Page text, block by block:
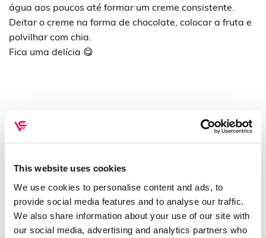
This website uses cookies
We use cookies to personalise content and ads, to
provide social media features and to analyse our traffic.
We also share information about your use of our site with
our social media, advertising and analytics partners who
água aos poucos até formar um creme consistente.
Deitar o creme na forma de chocolate, colocar a fruta e
polvilhar com chia.
Fica uma delícia 😋
Login
Please login to comment